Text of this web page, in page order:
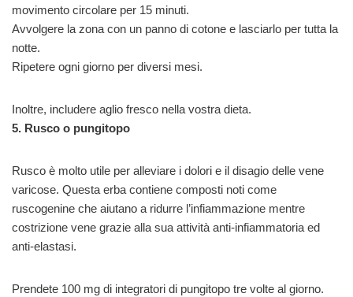
movimento circolare per 15 minuti.
Avvolgere la zona con un panno di cotone e lasciarlo per tutta la
notte.
Ripetere ogni giorno per diversi mesi.
Inoltre, includere aglio fresco nella vostra dieta.
5. Rusco o pungitopo
Rusco è molto utile per alleviare i dolori e il disagio delle vene
varicose. Questa erba contiene composti noti come
ruscogenine che aiutano a ridurre l’infiammazione mentre
costrizione vene grazie alla sua attività anti-infiammatoria ed
anti-elastasi.
Prendete 100 mg di integratori di pungitopo tre volte al giorno.